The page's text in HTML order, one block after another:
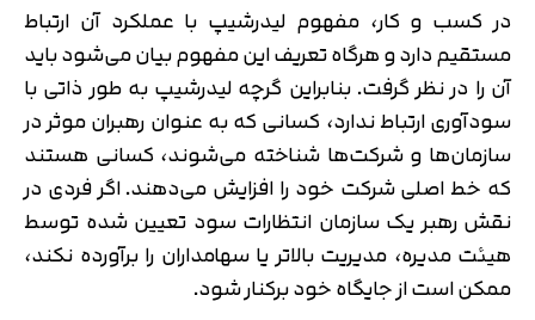
در کسب و کار، مفهوم لیدرشیپ با عملکرد آن ارتباط
مستقیم دارد و هرگاه تعریف این مفهوم بیان می‌شود باید
آن را در نظر گرفت. بنابراین گرچه لیدرشیپ به طور ذاتی با
سودآوری ارتباط ندارد، کسانی که به عنوان رهبران موثر در
سازمان‌ها و شرکت‌ها شناخته می‌شوند، کسانی هستند
که خط اصلی شرکت خود را افزایش می‌دهند. اگر فردی در
نقش رهبر یک سازمان انتظارات سود تعیین شده توسط
هیئت مدیره، مدیریت بالاتر یا سهامداران را برآورده نکند،
ممکن است از جایگاه خود برکنار شود.